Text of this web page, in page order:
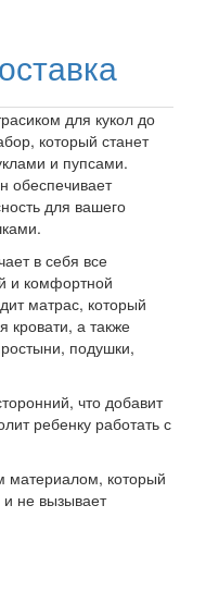
для кукол до
который станет
и пупсами.
обеспечивает
для вашего
в себя все
и комфортной
матрас, который
кровати, а также
подушки,
что добавит
ребенку работать с
материалом, который
не вызывает